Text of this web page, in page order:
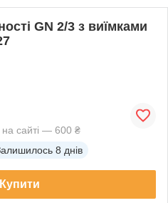
GN 2/3 з виїмками
сайті — 600 ₴
8 днів
Купити